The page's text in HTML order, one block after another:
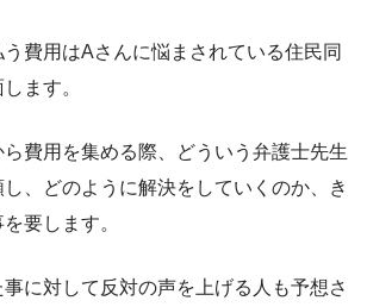
費用はAさんに悩まされている住民同
ます。
費用を集める際、どういう弁護士先生
、どのように解決をしていくのか、き
要します。
に対して反対の声を上げる人も予想さ